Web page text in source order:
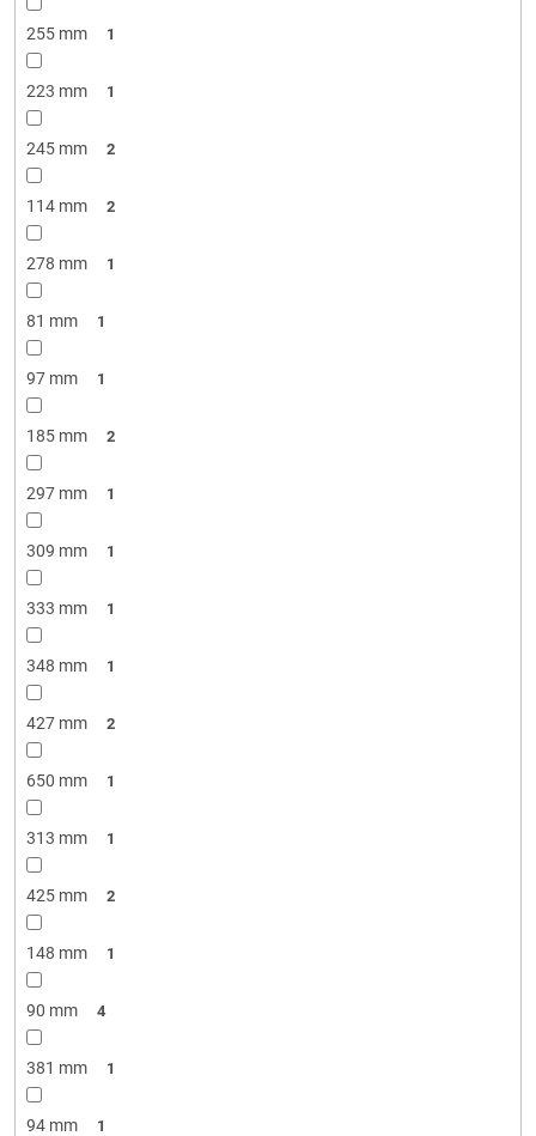
255 mm 1
223 mm 1
245 mm 2
114 mm 2
278 mm 1
81 mm 1
97 mm 1
185 mm 2
297 mm 1
309 mm 1
333 mm 1
348 mm 1
427 mm 2
650 mm 1
313 mm 1
425 mm 2
148 mm 1
90 mm 4
381 mm 1
94 mm 1